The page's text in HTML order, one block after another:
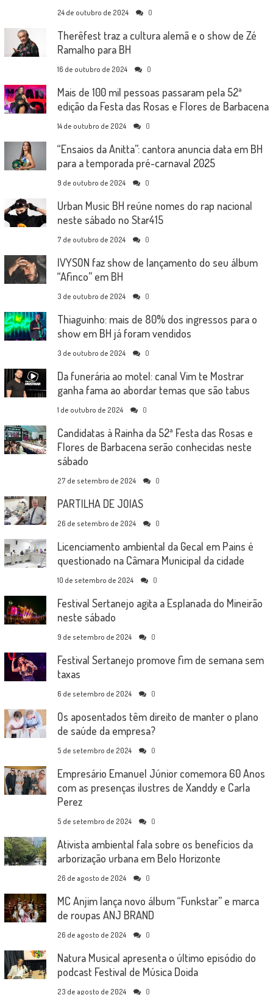
24 de outubro de 2024 0
Therêfest traz a cultura alemã e o show de Zé
Ramalho para BH
16 de outubro de 2024 0
Mais de 100 mil pessoas passaram pela 52ª
edição da Festa das Rosas e Flores de Barbacena
14 de outubro de 2024 0
“Ensaios da Anitta”: cantora anuncia data em BH
para a temporada pré-carnaval 2025
9 de outubro de 2024 0
Urban Music BH reúne nomes do rap nacional
neste sábado no Star415
7 de outubro de 2024 0
IVYSON faz show de lançamento do seu álbum
“Afinco” em BH
3 de outubro de 2024 0
Thiaguinho: mais de 80% dos ingressos para o
show em BH já foram vendidos
3 de outubro de 2024 0
Da funerária ao motel: canal Vim te Mostrar
ganha fama ao abordar temas que são tabus
1 de outubro de 2024 0
Candidatas à Rainha da 52ª Festa das Rosas e
Flores de Barbacena serão conhecidas neste
sábado
27 de setembro de 2024 0
PARTILHA DE JOIAS
26 de setembro de 2024 0
Licenciamento ambiental da Gecal em Pains é
questionado na Câmara Municipal da cidade
10 de setembro de 2024 0
Festival Sertanejo agita a Esplanada do Mineirão
neste sábado
9 de setembro de 2024 0
Festival Sertanejo promove fim de semana sem
taxas
6 de setembro de 2024 0
Os aposentados têm direito de manter o plano
de saúde da empresa?
5 de setembro de 2024 0
Empresário Emanuel Júnior comemora 60 Anos
com as presenças ilustres de Xanddy e Carla
Perez
5 de setembro de 2024 0
Ativista ambiental fala sobre os benefícios da
arborização urbana em Belo Horizonte
26 de agosto de 2024 0
MC Anjim lança novo álbum “Funkstar” e marca
de roupas ANJ BRAND
26 de agosto de 2024 0
Natura Musical apresenta o último episódio do
podcast Festival de Música Doida
23 de agosto de 2024 0